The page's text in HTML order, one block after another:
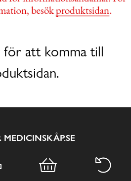
för att komma till
MEDICINSKÅP.SE